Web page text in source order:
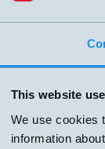
This website
We use cookies
information
för